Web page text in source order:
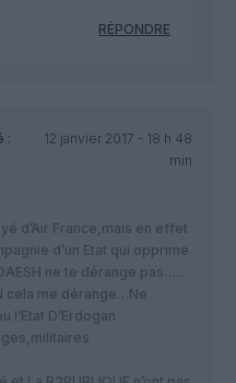
RÉPONDRE
:
12 janvier 2017 - 18 h 48
min
d’Air France,mais en effet
d’un Etat qui opprime
ne te dérange pas…..
cela me dérange…Ne
D’Erdogan